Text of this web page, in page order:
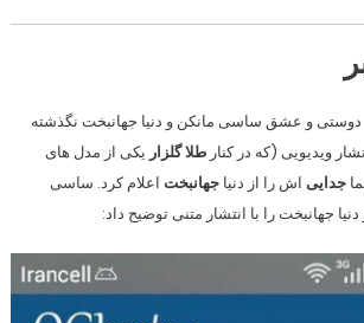
دوستی و عشق ساسی مانکن و دنیا جهانبخت نگذشته
ویدیویی (که در کنار طلا گلزار یکی از مدل های
جدایی اش را از دنیا جهانبختاعلام کرد. ساسی
جهانبخت را با انتشار متنی توضیح داد: